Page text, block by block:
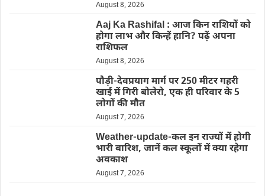
August 8, 2026
Aaj Ka Rashifal : आज किन राशियों को
होगा लाभ और किन्हें हानि? पढ़ें अपना
राशिफल
August 8, 2026
पौड़ी-देवप्रयाग मार्ग पर 250 मीटर गहरी
खाई में गिरी बोलेरो, एक ही परिवार के 5
लोगों की मौत
August 7, 2026
Weather-update-कल इन राज्यों में होगी
भारी बारिश, जानें कल स्कूलों में क्या रहेगा
अवकाश
August 7, 2026